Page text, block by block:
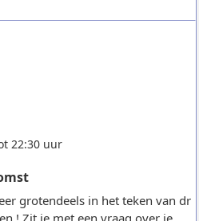
22:30 uur
grotendeels in het teken van dr
! Zit je met een vraag over je